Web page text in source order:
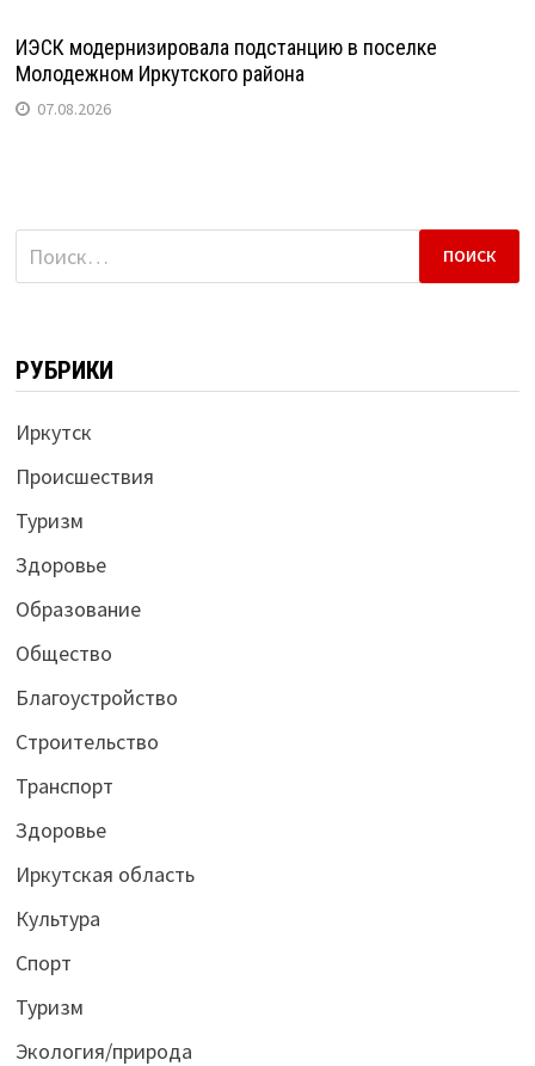
ИЭСК модернизировала подстанцию в поселке
Молодежном Иркутского района
07.08.2026
Найти:
РУБРИКИ
Иркутск
Происшествия
Туризм
Здоровье
Образование
Общество
Благоустройство
Строительство
Транспорт
Здоровье
Иркутская область
Культура
Спорт
Туризм
Экология/природа